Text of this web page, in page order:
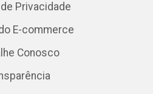
Privacidade
E-commerce
Conosco